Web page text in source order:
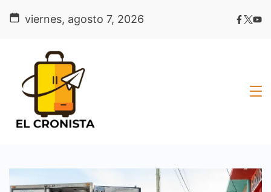
viernes, agosto 7, 2026